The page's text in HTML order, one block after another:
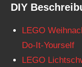
DIY
LEGO
Do-It-Yourself
LEGO